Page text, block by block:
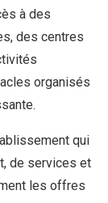
à des
des centres
organisés
qui
de services et
les offres